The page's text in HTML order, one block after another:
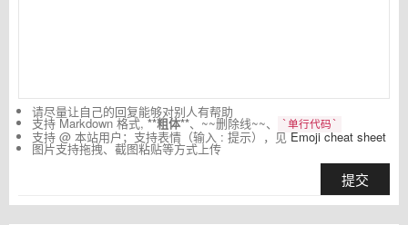
请尽量让自己的回复能够对别人有帮助
支持 Markdown 格式,**粗体**、~~删除线~~、 `单行代码`
支持 @ 本站用户；支持表情（输入 : 提示），见 Emoji cheat sheet
图片支持拖拽、截图粘贴等方式上传
提交